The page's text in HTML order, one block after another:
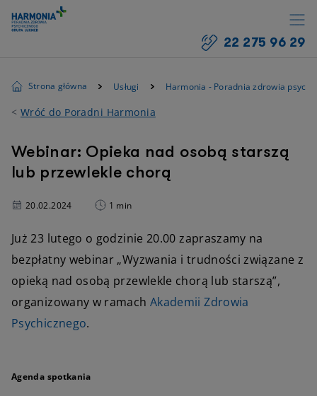
22 275 96 29
Strona główna Usługi Harmonia - Poradnia zdrowia
< Wróć do Poradni Harmonia
Webinar: Opieka nad osobą starszą
lub przewlekle chorą
20.02.2024 1 min
Już 23 lutego o godzinie 20.00 zapraszamy na
bezpłatny webinar „Wyzwania i trudności związane z
opieką nad osobą przewlekle chorą lub starszą”,
organizowany w ramach Akademii Zdrowia
Psychicznego.
Agenda spotkania